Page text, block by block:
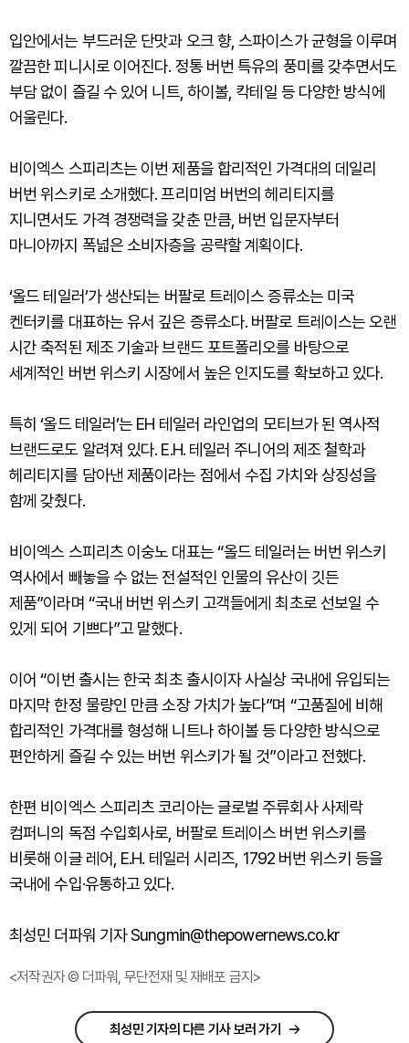
입안에서는 부드러운 단맛과 오크 향, 스파이스가 균형을 이루며
깔끔한 피니시로 이어진다. 정통 버번 특유의 풍미를 갖추면서도
부담 없이 즐길 수 있어 니트, 하이볼, 칵테일 등 다양한 방식에
어울린다.
비이엑스 스피리츠는 이번 제품을 합리적인 가격대의 데일리
버번 위스키로 소개했다. 프리미엄 버번의 헤리티지를
지니면서도 가격 경쟁력을 갖춘 만큼, 버번 입문자부터
마니아까지 폭넓은 소비자층을 공략할 계획이다.
‘올드 테일러’가 생산되는 버팔로 트레이스 증류소는 미국
켄터키를 대표하는 유서 깊은 증류소다. 버팔로 트레이스는 오랜
시간 축적된 제조 기술과 브랜드 포트폴리오를 바탕으로
세계적인 버번 위스키 시장에서 높은 인지도를 확보하고 있다.
특히 ‘올드 테일러’는 EH 테일러 라인업의 모티브가 된 역사적
브랜드로도 알려져 있다. E.H. 테일러 주니어의 제조 철학과
헤리티지를 담아낸 제품이라는 점에서 수집 가치와 상징성을
함께 갖췄다.
비이엑스 스피리츠 이숭노 대표는 “올드 테일러는 버번 위스키
역사에서 빼놓을 수 없는 전설적인 인물의 유산이 깃든
제품”이라며 “국내 버번 위스키 고객들에게 최초로 선보일 수
있게 되어 기쁘다”고 말했다.
이어 “이번 출시는 한국 최초 출시이자 사실상 국내에 유입되는
마지막 한정 물량인 만큼 소장 가치가 높다”며 “고품질에 비해
합리적인 가격대를 형성해 니트나 하이볼 등 다양한 방식으로
편안하게 즐길 수 있는 버번 위스키가 될 것”이라고 전했다.
한편 비이엑스 스피리츠 코리아는 글로벌 주류회사 사제락
컴퍼니의 독점 수입회사로, 버팔로 트레이스 버번 위스키를
비롯해 이글 레어, E.H. 테일러 시리즈, 1792 버번 위스키 등을
국내에 수입·유통하고 있다.
최성민 더파워 기자 Sungmin@thepowernews.co.kr
<저작권자 © 더파워, 무단전재 및 재배포 금지>
최성민 기자의 다른 기사 보러 가기